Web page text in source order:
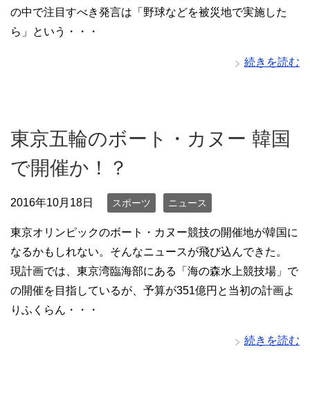
の中で注目すべき発言は「野球などを被災地で実施した
ら」という・・・
続きを読む
東京五輪のボート・カヌー 韓国
で開催か！？
2016年10月18日 スポーツ ニュース
東京オリンピックのボート・カヌー競技の開催地が韓国に
なるかもしれない。そんなニュースが飛び込んできた。
現計画では、東京湾臨海部にある「海の森水上競技場」で
の開催を目指しているが、予算が351億円と当初の計画よ
りふくらん・・・
続きを読む